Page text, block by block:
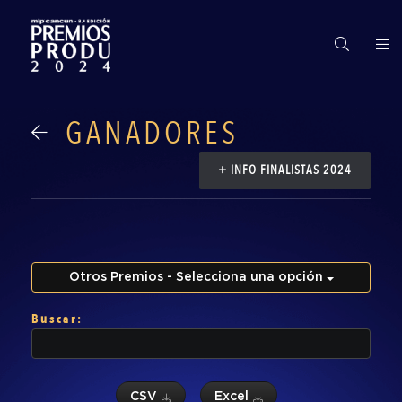
PRODU
Finalistas
GANADORES
+ INFO FINALISTAS 2024
Otros Premios - Selecciona una opción
Buscar:
CSV Excel